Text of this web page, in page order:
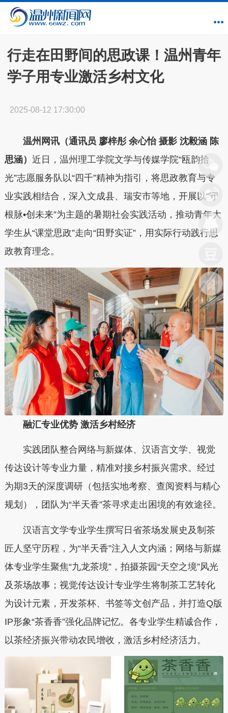
行走在田野间的思政课！温州青年
学子用专业激活乡村文化
2025-08-12 17:30:00
温州网讯（通讯员 廖梓彤 余心怡 摄影 沈毅涵 陈
思涵） 近日，温州理工学院文学与传媒学院“瓯韵拾
光”志愿服务队以“四千”精神为指引，将思政教育与专
业实践相结合，深入文成县、瑞安市等地，开展以“守
根脉•创未来”为主题的暑期社会实践活动，推动青年大
学生从“课堂思政”走向“田野实证”，用实际行动践行思
政教育理念。
融汇专业优势 激活乡村经济
实践团队整合网络与新媒体、汉语言文学、视觉
传达设计等专业力量，精准对接乡村振兴需求。经过
为期3天的深度调研（包括实地考察、查阅资料与精心
规划），团队为“半天香”茶寻求走出困境的有效途径。
汉语言文学专业学生撰写日省茶场发展史及制茶
匠人坚守历程，为“半天香”注入人文内涵；网络与新媒
体专业学生聚焦“九龙茶境”，拍摄茶园“天空之境”风光
及茶场故事；视觉传达设计专业学生将制茶工艺转化
为设计元素，开发茶杯、书签等文创产品，并打造Q版
IP形象“茶香香”强化品牌记忆。各专业学生精诚合作，
以茶经济振兴带动农民增收，激活乡村经济活力。